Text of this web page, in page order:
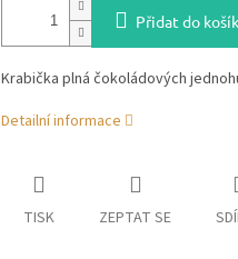
Přidat do
Krabička plná čokoládových
Detailní informace
TISK ZEPTAT SE